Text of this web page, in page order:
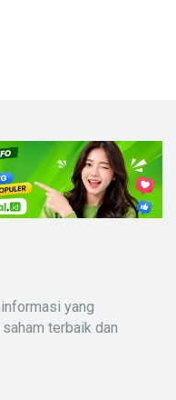
yang
terbaik dan